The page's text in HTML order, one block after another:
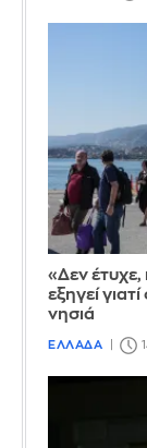
«Δεν
εξηγεί
νησιά
ΕΛΛΑΔΑ